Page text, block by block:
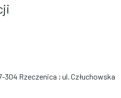
304 Rzeczenica ; ul. Człuchowska